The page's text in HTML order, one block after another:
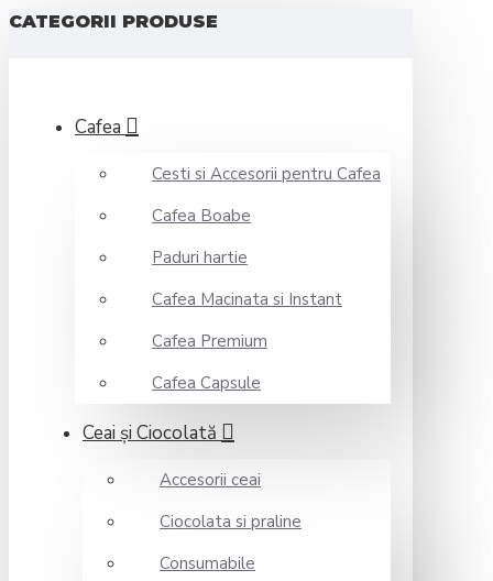
CATEGORII PRODUSE
Cafea
Cesti si Accesorii pentru Cafea
Cafea Boabe
Paduri hartie
Cafea Macinata si Instant
Cafea Premium
Cafea Capsule
Ceai şi Ciocolată
Accesorii ceai
Ciocolata si praline
Consumabile